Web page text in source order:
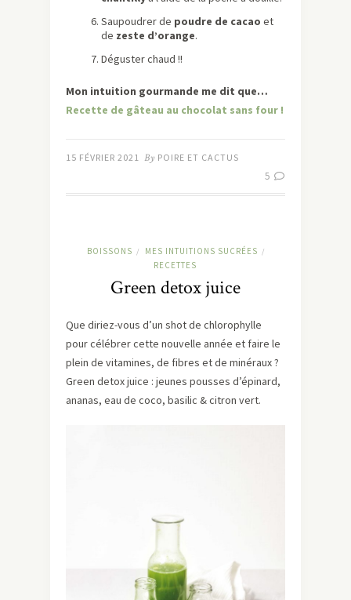
Saupoudrer de poudre de cacao et
de zeste d’orange.
Déguster chaud !!
Mon intuition gourmande me dit que…
Recette de gâteau au chocolat sans four !
15 FÉVRIER 2021 By POIRE ET CACTUS
5
BOISSONS / MES INTUITIONS SUCRÉES /
RECETTES
Green detox juice
Que diriez-vous d’un shot de chlorophylle
pour célébrer cette nouvelle année et faire le
plein de vitamines, de fibres et de minéraux ?
Green detox juice : jeunes pousses d’épinard,
ananas, eau de coco, basilic & citron vert.